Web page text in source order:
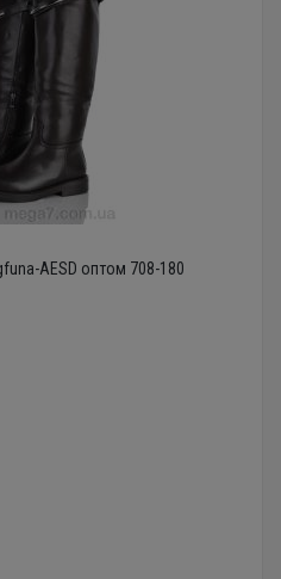
AESD оптом 708-180